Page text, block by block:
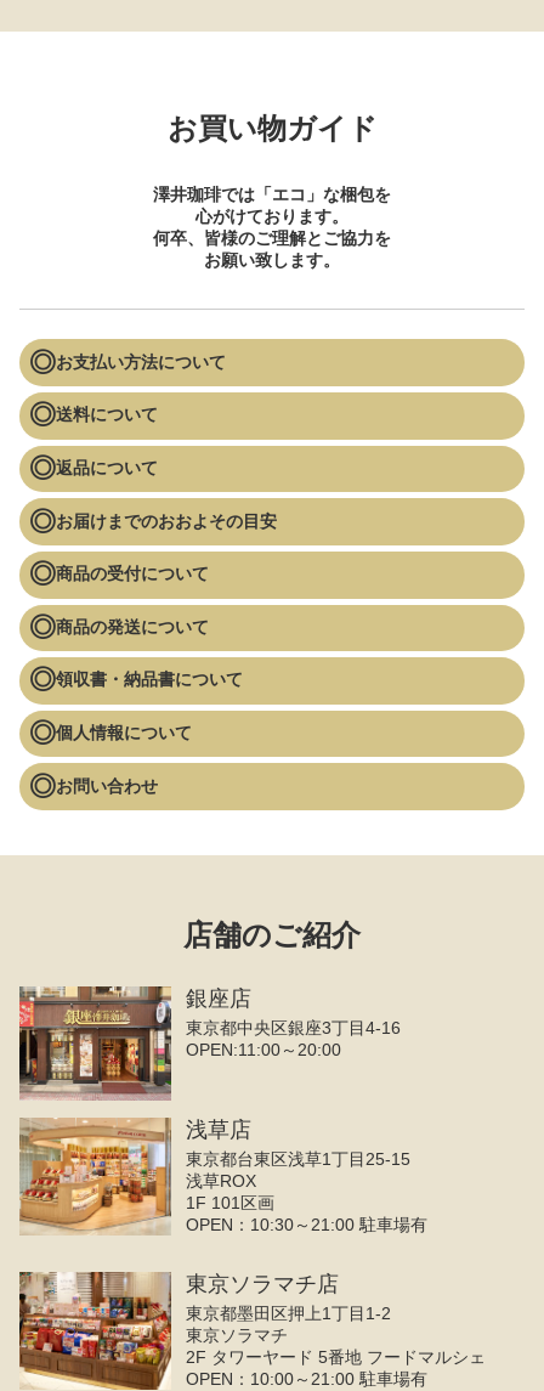
お買い物ガイド
澤井珈琲では「エコ」な梱包を
心がけております。
何卒、皆様のご理解とご協力を
お願い致します。
お支払い方法について
送料について
返品について
お届けまでのおおよその目安
商品の受付について
商品の発送について
領収書・納品書について
個人情報について
お問い合わせ
店舗のご紹介
銀座店
東京都中央区銀座3丁目4‐16
OPEN:11:00～20:00
浅草店
東京都台東区浅草1丁目25-15
浅草ROX
1F 101区画
OPEN：10:30～21:00 駐車場有
東京ソラマチ店
東京都墨田区押上1丁目1-2
東京ソラマチ
2F タワーヤード 5番地 フードマルシェ
OPEN：10:00～21:00 駐車場有